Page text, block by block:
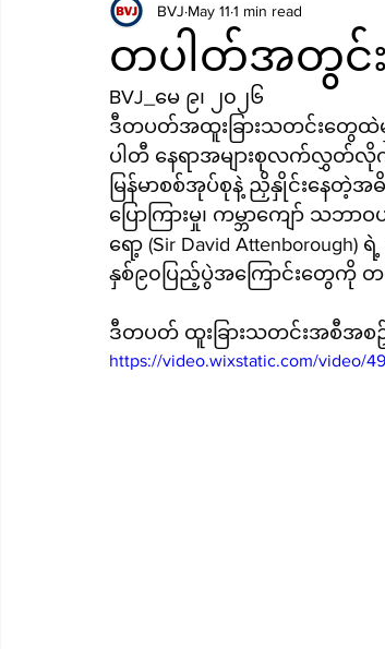
Video
တပါတ်အတွင်း
BVJ May 11 1 min read
BVJ_မေ ၉၊ ၂၀၂၆
ဒီတပတ်အထူးခြားသတင်းတွေထဲ
ပါတီ နေရာအများစုလက်လွှတ်လို
မြန်မာစစ်အုပ်စုနဲ့ ညှိနှိုင်းနေတဲ့
ပြောကြားမှု၊ ကမ္ဘာကျော် သ
ရော့ (Sir David
နှစ်၉၀ပြည့်ပွဲအကြောင်းတွေကို
ဒီတပတ် ထူးခြားသတင်းအစီအ
https://video.wixstatic.com/video/